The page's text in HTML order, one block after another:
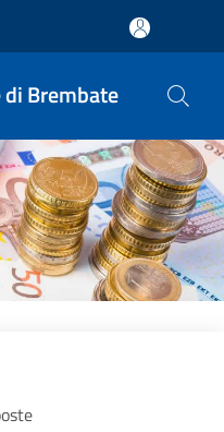
di Brembate